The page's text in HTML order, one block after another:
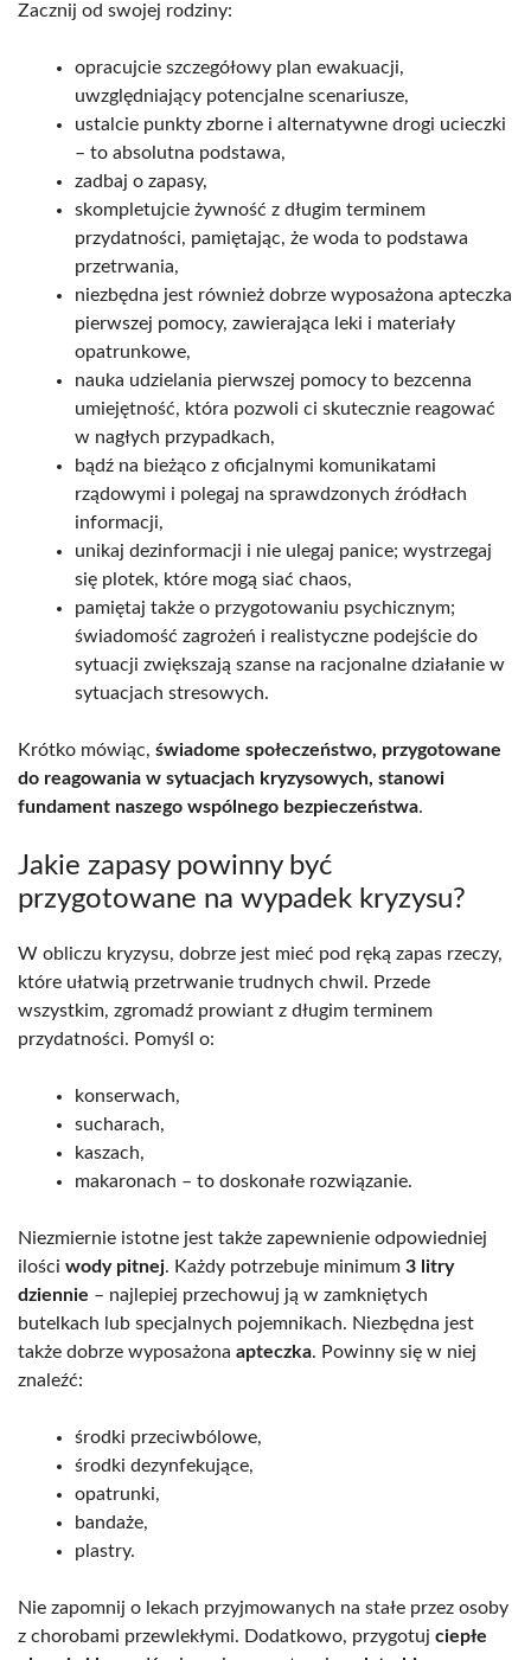
Zacznij od swojej rodziny:
opracujcie szczegółowy plan ewakuacji,
uwzględniający potencjalne scenariusze,
ustalcie punkty zborne i alternatywne drogi ucieczki
– to absolutna podstawa,
zadbaj o zapasy,
skompletujcie żywność z długim terminem
przydatności, pamiętając, że woda to podstawa
przetrwania,
niezbędna jest również dobrze wyposażona apteczka
pierwszej pomocy, zawierająca leki i materiały
opatrunkowe,
nauka udzielania pierwszej pomocy to bezcenna
umiejętność, która pozwoli ci skutecznie reagować
w nagłych przypadkach,
bądź na bieżąco z oficjalnymi komunikatami
rządowymi i polegaj na sprawdzonych źródłach
informacji,
unikaj dezinformacji i nie ulegaj panice; wystrzegaj
się plotek, które mogą siać chaos,
pamiętaj także o przygotowaniu psychicznym;
świadomość zagrożeń i realistyczne podejście do
sytuacji zwiększają szanse na racjonalne działanie w
sytuacjach stresowych.
Krótko mówiąc, świadome społeczeństwo, przygotowane
do reagowania w sytuacjach kryzysowych, stanowi
fundament naszego wspólnego bezpieczeństwa.
Jakie zapasy powinny być
przygotowane na wypadek kryzysu?
W obliczu kryzysu, dobrze jest mieć pod ręką zapas rzeczy,
które ułatwią przetrwanie trudnych chwil. Przede
wszystkim, zgromadź prowiant z długim terminem
przydatności. Pomyśl o:
konserwach,
sucharach,
kaszach,
makaronach – to doskonałe rozwiązanie.
Niezmiernie istotne jest także zapewnienie odpowiedniej
ilości wody pitnej. Każdy potrzebuje minimum 3 litry
dziennie – najlepiej przechowuj ją w zamkniętych
butelkach lub specjalnych pojemnikach. Niezbędna jest
także dobrze wyposażona apteczka. Powinny się w niej
znaleźć:
środki przeciwbólowe,
środki dezynfekujące,
opatrunki,
bandaże,
plastry.
Nie zapomnij o lekach przyjmowanych na stałe przez osoby
z chorobami przewlekłymi. Dodatkowo, przygotuj ciepłe